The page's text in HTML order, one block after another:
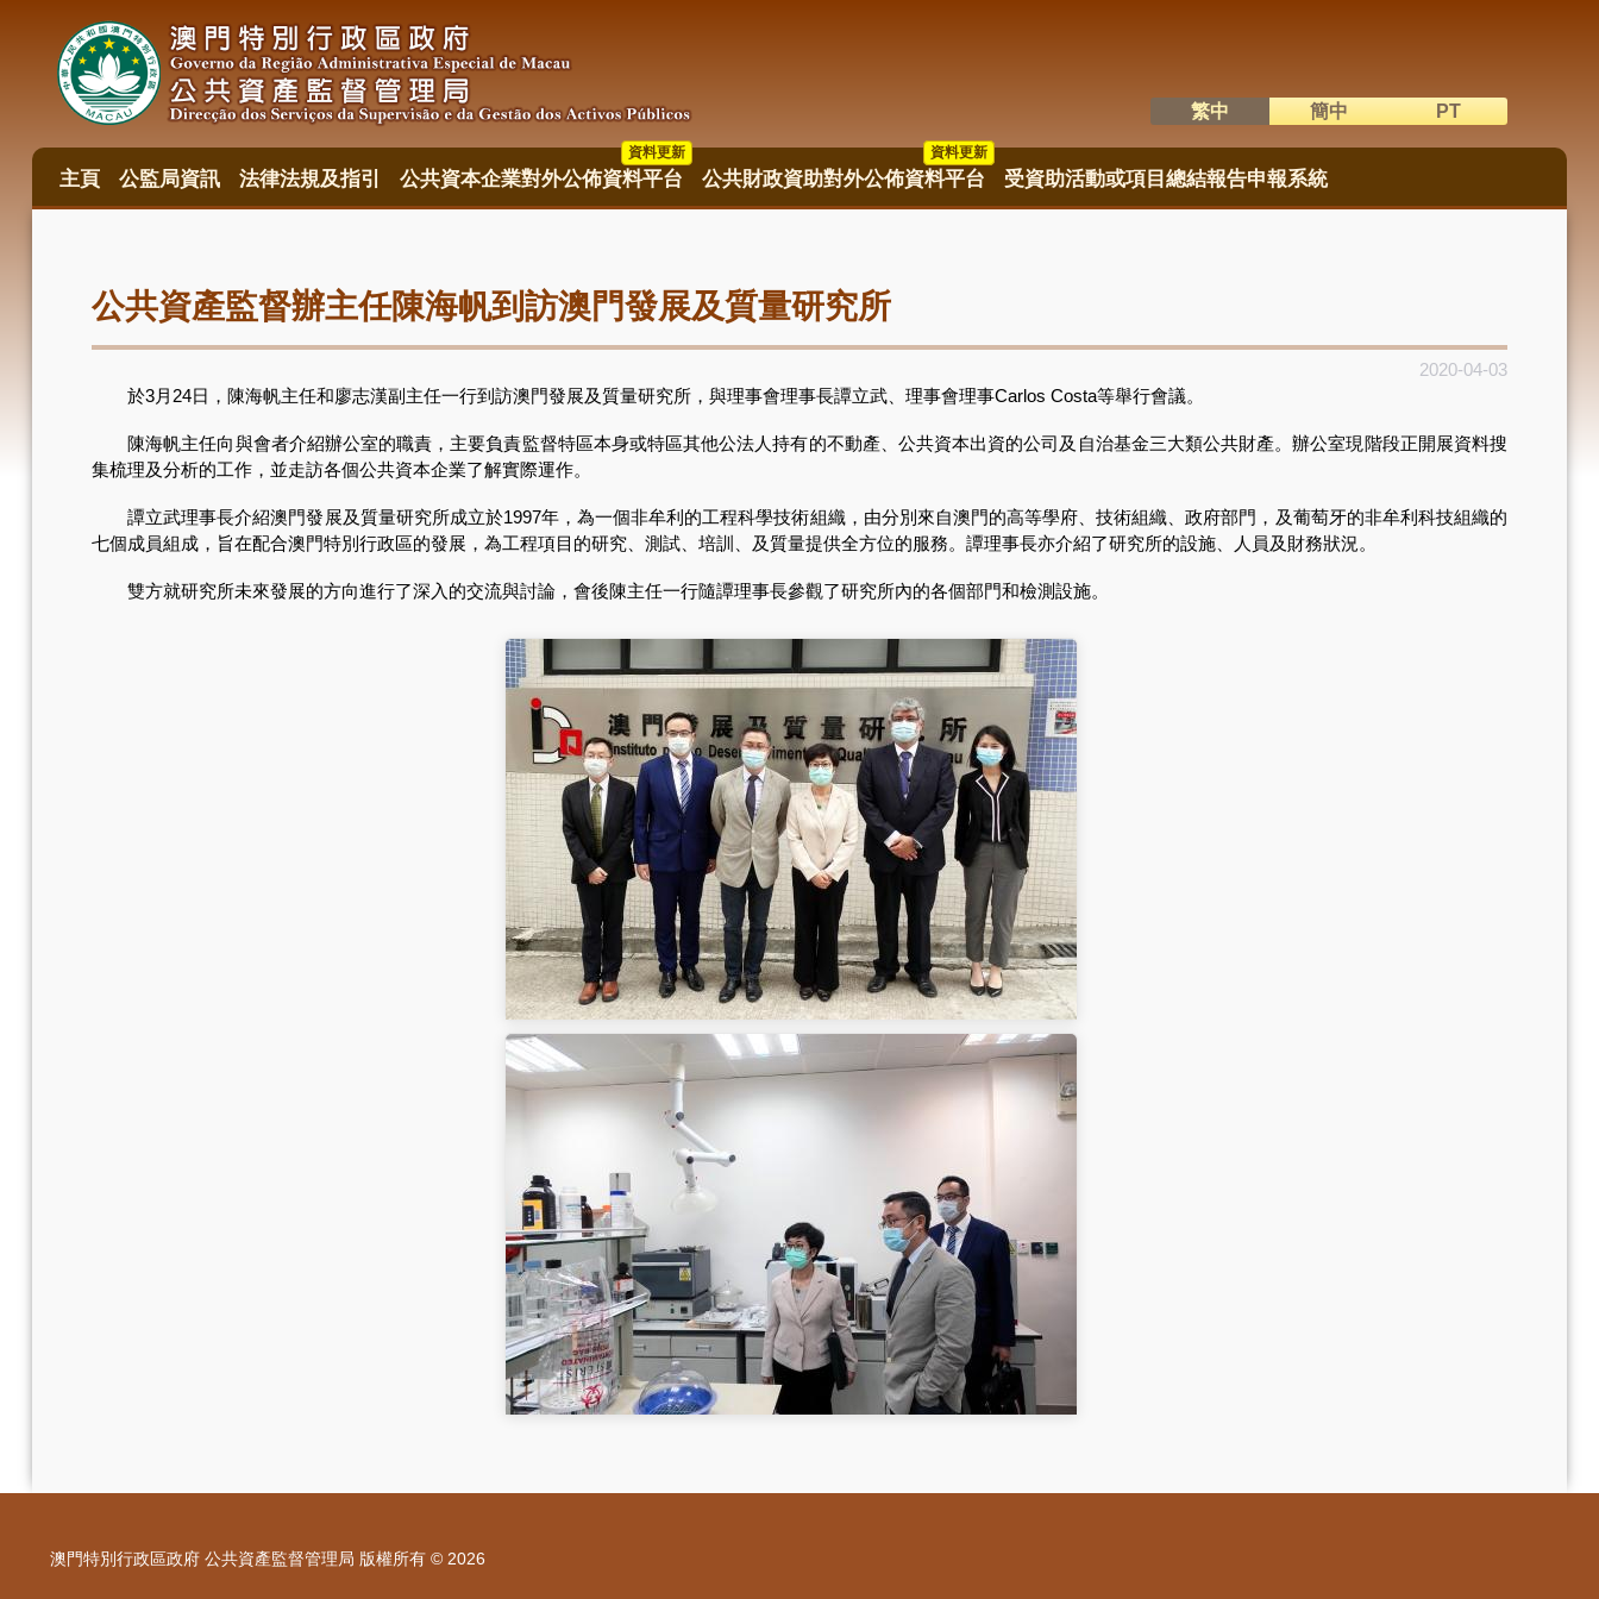
語系切換
繁中 簡中 PT
目
主頁 公監局資訊 法律法規及指引 公共資本企業對外公佈資料平台
資料更新
公共財政資助對外公佈資料平台
資料更新
資料更新
受資助活動或項目總結報告申報系統
公共資產監督辦主任陳海帆到訪澳門發展及質量研究所
2020-04-03
於3月24日，陳海帆主任和廖志漢副主任一行到訪澳門發展及質量研究所，與理事會理事長譚立武、理事會理事Carlos Costa等舉行會議。
陳海帆主任向與會者介紹辦公室的職責，主要負責監督特區本身或特區其他公法人持有的不動產、公共資本出資的公司及自治基金三大類公共財產。辦公室現階段正開展資料搜
集梳理及分析的工作，並走訪各個公共資本企業了解實際運作。
譚立武理事長介紹澳門發展及質量研究所成立於1997年，為一個非牟利的工程科學技術組織，由分別來自澳門的高等學府、技術組織、政府部門，及葡萄牙的非牟利科技組織的
七個成員組成，旨在配合澳門特別行政區的發展，為工程項目的研究、測試、培訓、及質量提供全方位的服務。譚理事長亦介紹了研究所的設施、人員及財務狀況。
雙方就研究所未來發展的方向進行了深入的交流與討論，會後陳主任一行隨譚理事長參觀了研究所內的各個部門和檢測設施。
澳門特別行政區政府 公共資產監督管理局 版權所有 © 2026